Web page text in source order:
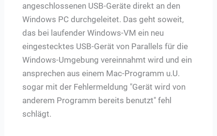
angeschlossenen USB-Geräte direkt an den
Windows PC durchgeleitet. Das geht soweit,
das bei laufender Windows-VM ein neu
eingestecktes USB-Gerät von Parallels für die
Windows-Umgebung vereinnahmt wird und ein
ansprechen aus einem Mac-Programm u.U.
sogar mit der Fehlermeldung "Gerät wird von
anderem Programm bereits benutzt" fehl
schlägt.